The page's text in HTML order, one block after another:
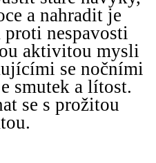
a nahradit je
nespavosti
aktivitou mysli
se nočními
smutek a lítost.
se s prožitou